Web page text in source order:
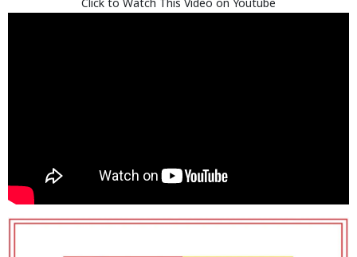
Click to Watch This Video on Youtube